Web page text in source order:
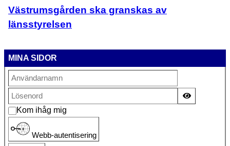
Västrumsgården ska granskas av
länsstyrelsen
MINA SIDOR
Kom ihåg mig
Webb-autentisering